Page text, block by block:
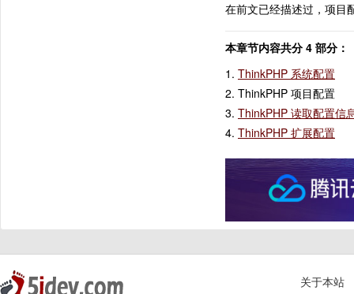
在前文已经描述过，项目
本章节内容共分 4 部分：
1. ThinkPHP 系统配置
2. ThinkPHP 项目配置
3. ThinkPHP 读取配置信
4. ThinkPHP 扩展配置
关于本站